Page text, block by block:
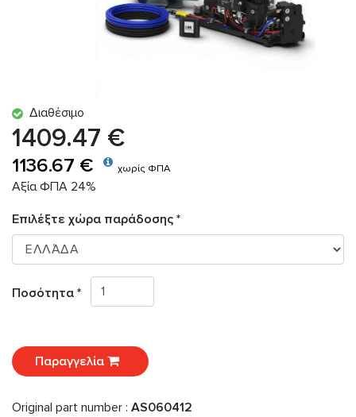
Διαθέσιμο
1409.47 €
1136.67 € χωρίς ΦΠΑ
Αξία ΦΠΑ 24%
Επιλέξτε χώρα παράδοσης *
Ποσότητα *
Παραγγελία
Original part number : AS060412